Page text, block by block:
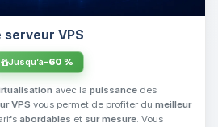
serveur VPS
Jusqu’à-60 %
avec la puissance des
VPS vous permet de profiter du meilleur
abordables et sur mesure. Vous